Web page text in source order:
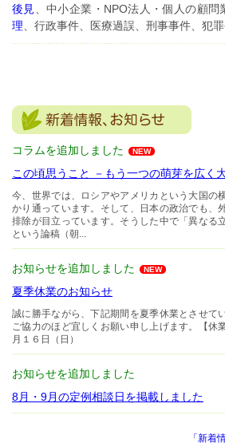
後見
、中小企業・NPO法人・個人の顧
理 、行政事件、医療過誤、刑事事件、犯
コラムを追加しました NEW
この頃思うこと －もう一つの萌芽を広く
今、世界では、ロシアやアメリカという大国の
かり通っています。そして、日本の政治でも、
排除が目立っています。そうした中で「異なる
という論稿（朝...
お知らせを追加しました NEW
夏季休業のお知らせ
誠に勝手ながら、下記期間を夏季休業とさせて
ご協力のほど宜しくお願い申し上げます。【休
月１６日（日）
お知らせを追加しました
8月・9月の定例相談日を掲載しました
「新着